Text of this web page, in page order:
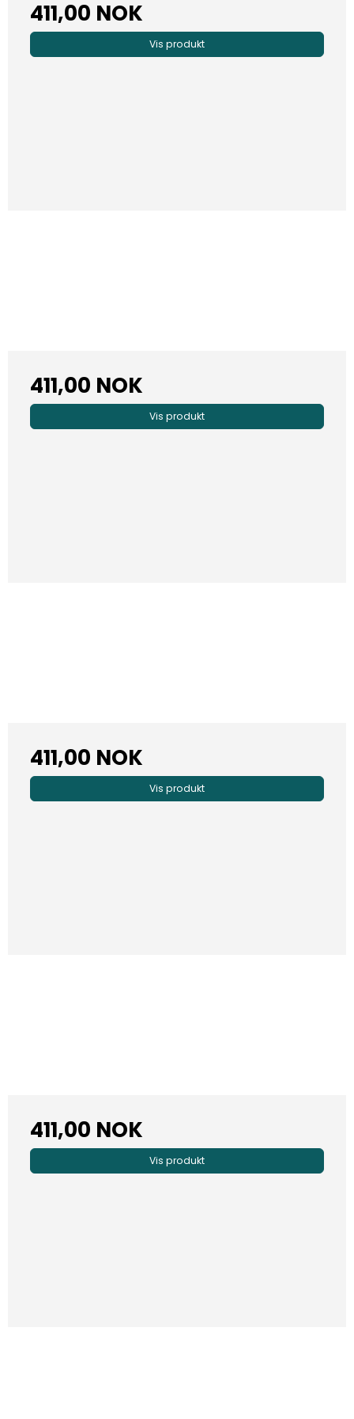
411,00 NOK
Vis produkt
411,00 NOK
Vis produkt
411,00 NOK
Vis produkt
411,00 NOK
Vis produkt